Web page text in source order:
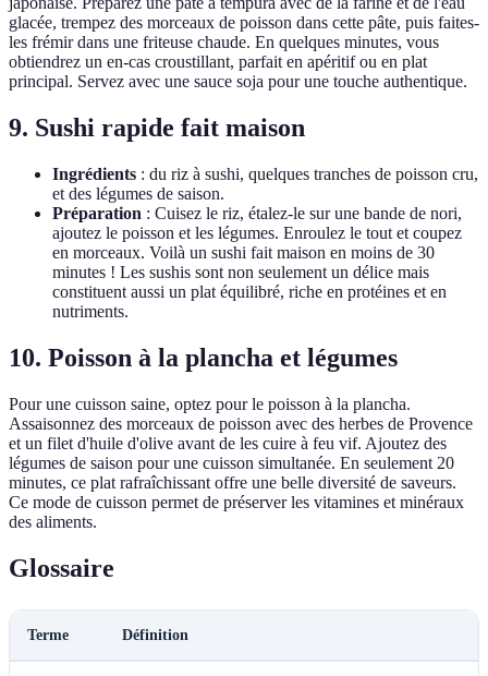
glacée, trempez des morceaux de poisson dans cette pâte, puis faites-
les frémir dans une friteuse chaude. En quelques minutes, vous
obtiendrez un en-cas croustillant, parfait en apéritif ou en plat
principal. Servez avec une sauce soja pour une touche authentique.
9. Sushi rapide fait maison
Ingrédients : du riz à sushi, quelques tranches de poisson cru,
et des légumes de saison.
Préparation : Cuisez le riz, étalez-le sur une bande de nori,
ajoutez le poisson et les légumes. Enroulez le tout et coupez
en morceaux. Voilà un sushi fait maison en moins de 30
minutes ! Les sushis sont non seulement un délice mais
constituent aussi un plat équilibré, riche en protéines et en
nutriments.
10. Poisson à la plancha et légumes
Pour une cuisson saine, optez pour le poisson à la plancha.
Assaisonnez des morceaux de poisson avec des herbes de Provence
et un filet d'huile d'olive avant de les cuire à feu vif. Ajoutez des
légumes de saison pour une cuisson simultanée. En seulement 20
minutes, ce plat rafraîchissant offre une belle diversité de saveurs.
Ce mode de cuisson permet de préserver les vitamines et minéraux
des aliments.
Glossaire
Terme Définition